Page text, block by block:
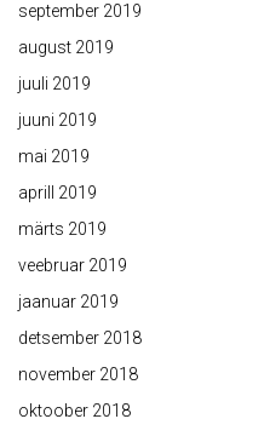
september 2019
august 2019
juuli 2019
juuni 2019
mai 2019
aprill 2019
märts 2019
veebruar 2019
jaanuar 2019
detsember 2018
november 2018
oktoober 2018